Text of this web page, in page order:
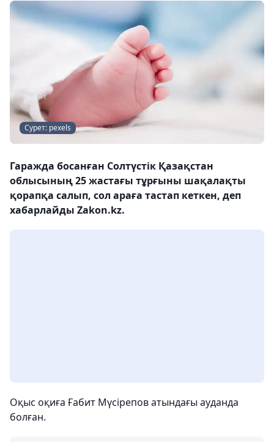
Сурет: pexels
Гаражда босанған Солтүстік Қазақстан
облысының 25 жастағы тұрғыны шақалақты
қорапқа салып, сол араға тастап кеткен, деп
хабарлайды Zakon.kz.
Оқыс оқиға Ғабит Мүсірепов атындағы ауданда
болған.